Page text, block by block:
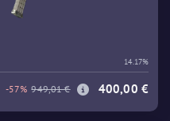
14.17%
-57% 949,01 € 400,00 €